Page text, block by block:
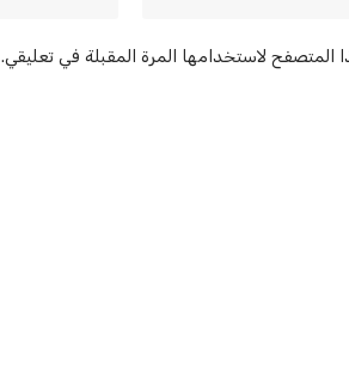
المتصفح لاستخدامها المرة المقبلة في تعليقي.